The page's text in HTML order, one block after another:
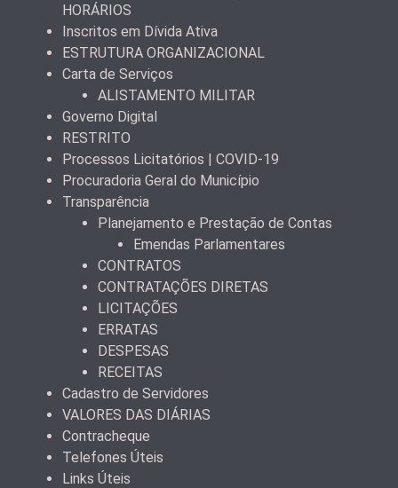
HORÁRIOS
Inscritos em Dívida Ativa
ESTRUTURA ORGANIZACIONAL
Carta de Serviços
ALISTAMENTO MILITAR
Governo Digital
RESTRITO
Processos Licitatórios | COVID-19
Procuradoria Geral do Município
Transparência
Planejamento e Prestação de Contas
Emendas Parlamentares
CONTRATOS
CONTRATAÇÕES DIRETAS
LICITAÇÕES
ERRATAS
DESPESAS
RECEITAS
Cadastro de Servidores
VALORES DAS DIÁRIAS
Contracheque
Telefones Úteis
Links Úteis